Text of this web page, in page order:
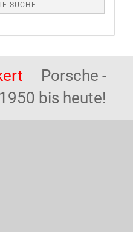
SUCHE
Porsche -
bis heute!